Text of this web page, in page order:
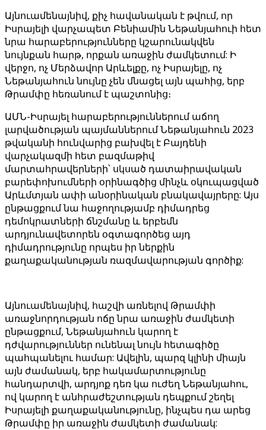
Այնուամենայնիվ, քիչ հավանական է թվում, որ
Իսրայելի վարչապետ Բենիամին Նեթանյահուի հետ
նրա հարաբերությունները կշարունակվեն
նույնքան հարթ, որքան առաջին ժամկետում: Ի
վերջո, ոչ Մերձավոր Արևելքը, ոչ Իսրայելը, ոչ
Նեթանյահուն նույնը չեն մնացել այն պահից, երբ
Թրամփը հեռանում է պաշտոնից։
ԱՄՆ-Իսրայել հարաբերություններում աճող
լարվածության պայմաններում Նեթանյահուն 2023
թվականի հունվարից բախվել է Բայդենի
վարչակազմի հետ բազմաթիվ
մարտահրավերների՝ սկսած դատաիրավական
բարեփոխումների օրինագծից մինչև օկուպացված
Արևմտյան ափի անօրինական բնակավայրերը: Այս
ընթացքում նա հաջողությամբ դիմադրեց
դեմոկրատների ճնշմանը և երբեմն
արդյունավետորեն օգտագործեց այդ
դիմադրությունը որպես իր ներքին
քաղաքականության ռազմավարության գործիք:
Այնուամենայնիվ, հաշվի առնելով Թրամփի
առաջնորդության ոճը նրա առաջին ժամկետի
ընթացքում, Նեթանյահուն կարող է
դժվարություններ ունենալ նույն հետագիծը
պահպանելու համար: Ավելին, պարզ կլինի միայն
այն ժամանակ, երբ հակամարտությունը
հանդարտվի, արդյոք դեռ կա ուժեղ Նեթանյահու,
ով կարող է անհրաժեշտության դեպքում շեղել
Իսրայելի քաղաքականությունը, ինչպես դա արեց
Թրամփը իր առաջին ժամկետի ժամանակ: